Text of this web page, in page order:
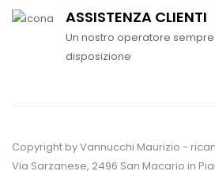
ASSISTENZA CLIENTI
Un nostro operatore
disposizione
Copyright by Vannucchi Maurizio -
Via Sarzanese, 2496 San Macario in